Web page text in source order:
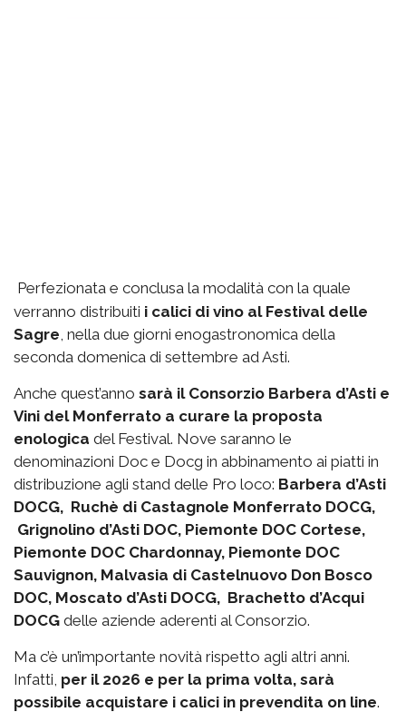
Perfezionata e conclusa la modalità con la quale
verranno distribuiti i calici di vino al Festival delle
Sagre , nella due giorni enogastronomica della
seconda domenica di settembre ad Asti.
Anche quest’anno sarà il Consorzio Barbera d’Asti e
Vini del Monferrato a curare la proposta
enologica del Festival. Nove saranno le
denominazioni Doc e Docg in abbinamento ai piatti in
distribuzione agli stand delle Pro loco: Barbera d’Asti
DOCG, Ruchè di Castagnole Monferrato DOCG,
Grignolino d’Asti DOC, Piemonte DOC Cortese,
Piemonte DOC Chardonnay, Piemonte DOC
Sauvignon, Malvasia di Castelnuovo Don Bosco
DOC, Moscato d’Asti DOCG, Brachetto d’Acqui
DOCG delle aziende aderenti al Consorzio.
Ma c’è un’importante novità rispetto agli altri anni.
Infatti, per il 2026 e per la prima volta, sarà
possibile acquistare i calici in prevendita on line.